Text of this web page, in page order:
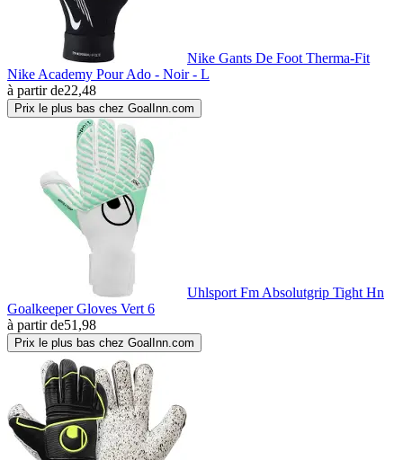
Nike Gants De Foot Therma-Fit
Nike Academy Pour Ado - Noir - L
à partir de22,48
Prix le plus bas chez GoalInn.com
Uhlsport Fm Absolutgrip Tight Hn
Goalkeeper Gloves Vert 6
à partir de51,98
Prix le plus bas chez GoalInn.com